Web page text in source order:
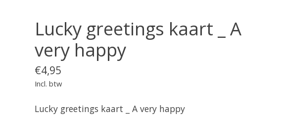
Lucky greetings kaart _ A
very happy
€4,95
Incl. btw
Lucky greetings kaart _ A very happy